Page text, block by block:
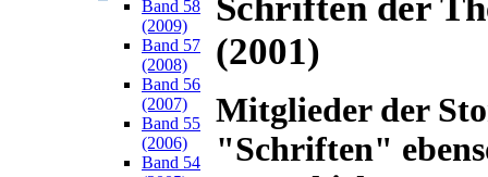
Band 58
(2009)
Band 57
(2008)
Band 56
(2007)
Band 55
(2006)
Band 54
(2001)
Mitglieder der
"Schriften"